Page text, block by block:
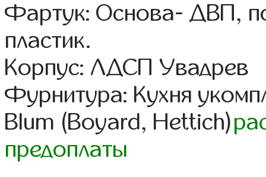
Фартук: Основа- ДВП,
пластик.
Корпус: ЛДСП Увадрев
Фурнитура: Кухня
Blum (Boyard, Hettich)
предоплаты